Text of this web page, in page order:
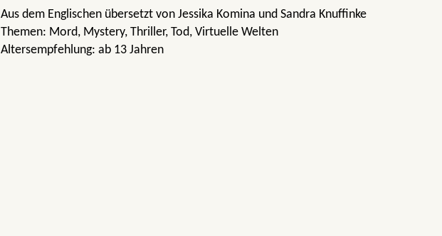
Aus dem Englischen übersetzt von Jessika Komina und Sandra Knuffinke
Themen: Mord, Mystery, Thriller, Tod, Virtuelle Welten
Altersempfehlung: ab 13 Jahren